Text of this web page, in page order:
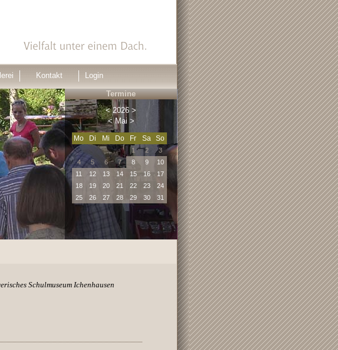
Schulmuseum Ichenhausen
Termine
< 2026 >
< Mai >
Mo Di Mi Do Fr Sa So
1 2
3
4
5 6 7 8 9
10
11
12 13 14 15 16
17
18
19 20 21 22 23
24
25
26 27 28 29 30 31
Kontakt Login